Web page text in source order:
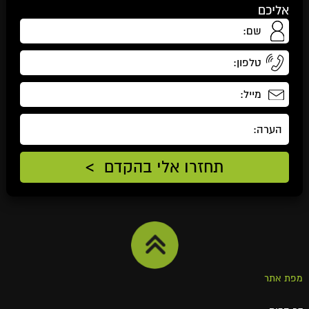
אנשי האבטחה המיועדים לתפקידים אלו הינם בעלי רקע צבאי
ביחידות לחימה מובחרות בצה"ל.
כל אנשי האבטחה עוברים סינון ובדיקת רקע מקיפה ובוחנת
לפני שנכנסו לשורות החברה.
הצוותים השונים עוברים הכשרה אינטנסיבית ומקיפה המכינה
אותם לכל תרחיש ולכל אירוע בטחוני הדורש מענה מהיר, נחוש
ומקצועי.
שירות הליווי הצמוד כולל שימוש באמצעיים טכנולוגים חדישים
ומתקדמים הרלוונטיים למשימת האבטחה ומסייעים למנוע תרחישי
חירום ביטחוניים.
אנשי השטח יבצעו סקירת שטח ומקום וביצוע אומדן והערכה
עבור רמת הגנה בסיסית, יהיה צמוד לאח"ם בוגר קורס אחיד
שילווה אותו לכל אורך הזמן הדרוש.
עבור רמת הגנה גבוה יותר, יתלוו לאח"ם שני מאבטחים, אחד
מהם יהיה צמוד לכל אורך הזמן והשני יבצע סריקות מקדימות
אליכם
מפת אתר